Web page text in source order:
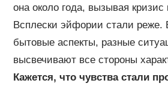
она около года, вызывая кризис
Всплески эйфории стали реже.
бытовые аспекты, разные
высвечивают все стороны
Кажется, что чувства стали